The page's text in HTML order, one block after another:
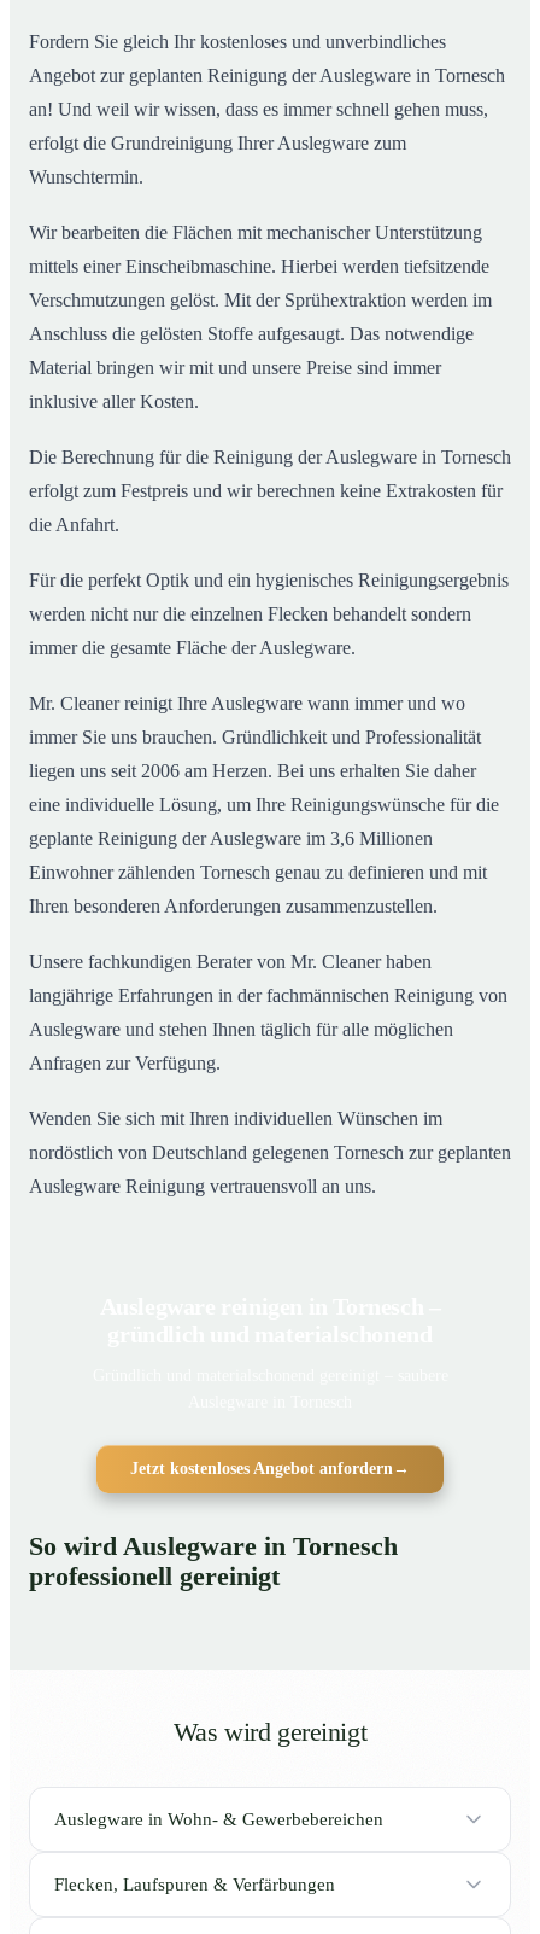
Fordern Sie gleich Ihr kostenloses und unverbindliches
Angebot zur geplanten Reinigung der Auslegware in Tornesch
an! Und weil wir wissen, dass es immer schnell gehen muss,
erfolgt die Grundreinigung Ihrer Auslegware zum
Wunschtermin.
Wir bearbeiten die Flächen mit mechanischer Unterstützung
mittels einer Einscheibmaschine. Hierbei werden tiefsitzende
Verschmutzungen gelöst. Mit der Sprühextraktion werden im
Anschluss die gelösten Stoffe aufgesaugt. Das notwendige
Material bringen wir mit und unsere Preise sind immer
inklusive aller Kosten.
Die Berechnung für die Reinigung der Auslegware in Tornesch
erfolgt zum Festpreis und wir berechnen keine Extrakosten für
die Anfahrt.
Für die perfekt Optik und ein hygienisches Reinigungsergebnis
werden nicht nur die einzelnen Flecken behandelt sondern
immer die gesamte Fläche der Auslegware.
Mr. Cleaner reinigt Ihre Auslegware wann immer und wo
immer Sie uns brauchen. Gründlichkeit und Professionalität
liegen uns seit 2006 am Herzen. Bei uns erhalten Sie daher
eine individuelle Lösung, um Ihre Reinigungswünsche für die
geplante Reinigung der Auslegware im 3,6 Millionen
Einwohner zählenden Tornesch genau zu definieren und mit
Ihren besonderen Anforderungen zusammenzustellen.
Unsere fachkundigen Berater von Mr. Cleaner haben
langjährige Erfahrungen in der fachmännischen Reinigung von
Auslegware und stehen Ihnen täglich für alle möglichen
Anfragen zur Verfügung.
Wenden Sie sich mit Ihren individuellen Wünschen im
nordöstlich von Deutschland gelegenen Tornesch zur geplanten
Auslegware Reinigung vertrauensvoll an uns.
Jetzt kostenloses Angebot anfordern→
So wird Auslegware in Tornesch
professionell gereinigt
Was wird gereinigt
Auslegware in Wohn- & Gewerbebereichen
Flecken, Laufspuren & Verfärbungen